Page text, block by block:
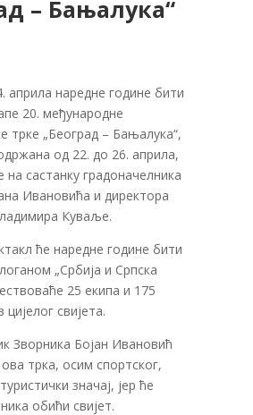
– Бањалука“
априла наредне године бити
20. међународне
трке „Београд – Бањалука“,
од 22. до 26. априла,
на састанку градоначелника
Ивановића и директора
Куваље.
ће наредне године бити
„Србија и Српска
25 екипа и 175
свијета.
Зворника Бојан Ивановић
трка, осим спортског,
значај, јер ће
обићи свијет.